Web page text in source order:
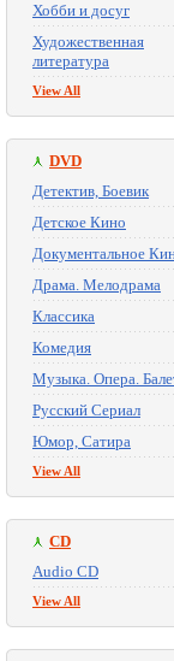
Хобби и досуг
Художественная
литература
View All
DVD
Детектив, Боевик
Детское Кино
Документальное
Драма. Мелодрама
Классика
Комедия
Музыка. Опера.
Русский Сериал
Юмор, Сатира
View All
CD
Audio CD
View All